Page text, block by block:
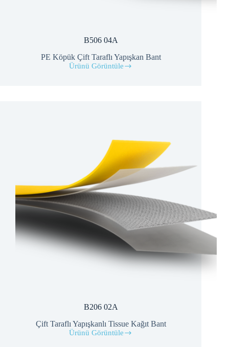
B506 04A
PE Köpük Çift Taraflı Yapışkan Bant
Ürünü Görüntüle
B506
B206 02A
Çift Taraflı Yapışkanlı Tissue Kağıt Bant
Ürünü Görüntüle
B206